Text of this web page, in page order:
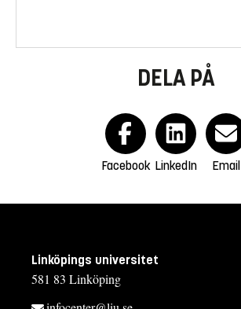
DELA PÅ
Facebook LinkedIn Email
Linköpings universitet
581 83 Linköping